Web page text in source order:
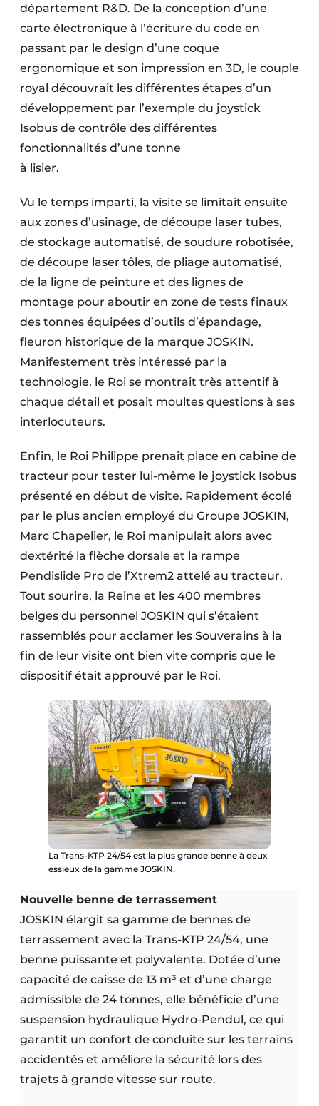
département R&D. De la conception d’une
carte électronique à l’écriture du code en
passant par le design d’une coque
ergonomique et son impression en 3D, le couple
royal découvrait les différentes étapes d’un
développement par l’exemple du joystick
Isobus de contrôle des différentes
fonctionnalités d’une tonne
à lisier.
Vu le temps imparti, la visite se limitait ensuite
aux zones d’usinage, de découpe laser tubes,
de stockage automatisé, de soudure robotisée,
de découpe laser tôles, de pliage automatisé,
de la ligne de peinture et des lignes de
montage pour aboutir en zone de tests finaux
des tonnes équipées d’outils d’épandage,
fleuron historique de la marque JOSKIN.
Manifestement très intéressé par la
technologie, le Roi se montrait très attentif à
chaque détail et posait moultes questions à ses
interlocuteurs.
Enfin, le Roi Philippe prenait place en cabine de
tracteur pour tester lui-même le joystick Isobus
présenté en début de visite. Rapidement écolé
par le plus ancien employé du Groupe JOSKIN,
Marc Chapelier, le Roi manipulait alors avec
dextérité la flèche dorsale et la rampe
Pendislide Pro de l’Xtrem2 attelé au tracteur.
Tout sourire, la Reine et les 400 membres
belges du personnel JOSKIN qui s’étaient
rassemblés pour acclamer les Souverains à la
fin de leur visite ont bien vite compris que le
dispositif était approuvé par le Roi.
La Trans-KTP 24/54 est la plus grande benne à deux
essieux de la gamme JOSKIN.
Nouvelle benne de terrassement
JOSKIN élargit sa gamme de bennes de
terrassement avec la Trans-KTP 24/54, une
benne puissante et polyvalente. Dotée d’une
capacité de caisse de 13 m³ et d’une charge
admissible de 24 tonnes, elle bénéficie d’une
suspension hydraulique Hydro-Pendul, ce qui
garantit un confort de conduite sur les terrains
accidentés et améliore la sécurité lors des
trajets à grande vitesse sur route.